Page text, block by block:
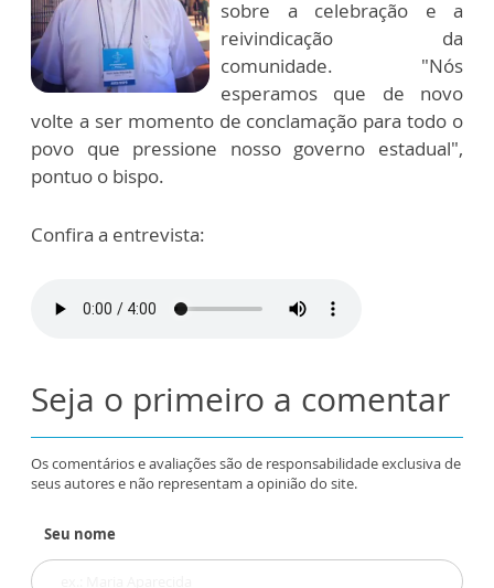
sobre a celebração e a
reivindicação da
comunidade. "Nós
esperamos que de novo
volte a ser momento de conclamação para todo o
povo que pressione nosso governo estadual",
pontuo o bispo.
Confira a entrevista:
Seja o primeiro a comentar
Os comentários e avaliações são de responsabilidade exclusiva de
seus autores e não representam a opinião do site.
Seu nome